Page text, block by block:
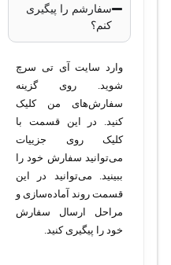
DRAM،
توان سوئیچ:
128 Gbps،
Forwarding
rate:
190.4 Mpps
پهنای باند
StackWise:
سفارشم را پیگیری
کنم؟
وارد سایت آی تی سرچ
شوید. روی گزینه
سفارش‌های من کلیک
کنید. در این قسمت با
کلیک روی جزییات
می‌توانید سفارش خود را
ببینید. می‌توانید در این
قسمت روند آماده‌سازی و
مراحل ارسال سفارش
خود را پیگیری کنید.